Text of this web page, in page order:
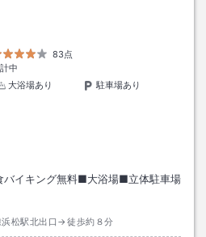
83点
中
大浴場あり
駐車場あり
イキング無料■大浴場■立体駐車場
浜松駅北出口→徒歩約８分